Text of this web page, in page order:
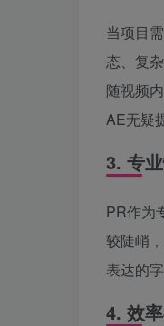
当项目
态、复
随视频
AE无疑
3. 专
PR作为
较陡峭
表达的
4. 效